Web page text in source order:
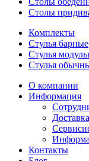
Столы
Комплекты
Стулья барные
Стулья
Стулья
О компании
Информация
Контакты